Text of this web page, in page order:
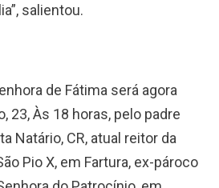
salientou.
de Fátima será agora
23, Às 18 horas, pelo padre
Natário, CR, atual reitor da
Pio X, em Fartura, ex-pároco